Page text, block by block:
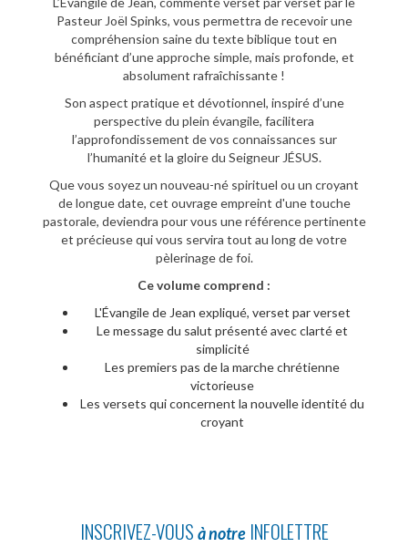
Pasteur Joël Spinks, vous permettra de recevoir une
compréhension saine du texte biblique tout en
bénéficiant d’une approche simple, mais profonde, et
absolument rafraîchissante !
Son aspect pratique et dévotionnel, inspiré d’une
perspective du plein évangile, facilitera
l’approfondissement de vos connaissances sur
l’humanité et la gloire du Seigneur JÉSUS.
Que vous soyez un nouveau-né spirituel ou un croyant
de longue date, cet ouvrage empreint d'une touche
pastorale, deviendra pour vous une référence pertinente
et précieuse qui vous servira tout au long de votre
pèlerinage de foi.
Ce volume comprend :
L'Évangile de Jean expliqué, verset par verset
Le message du salut présenté avec clarté et
simplicité
Les premiers pas de la marche chrétienne
victorieuse
Les versets qui concernent la nouvelle identité du
croyant
INSCRIVEZ-VOUS à notreINFOLETTRE